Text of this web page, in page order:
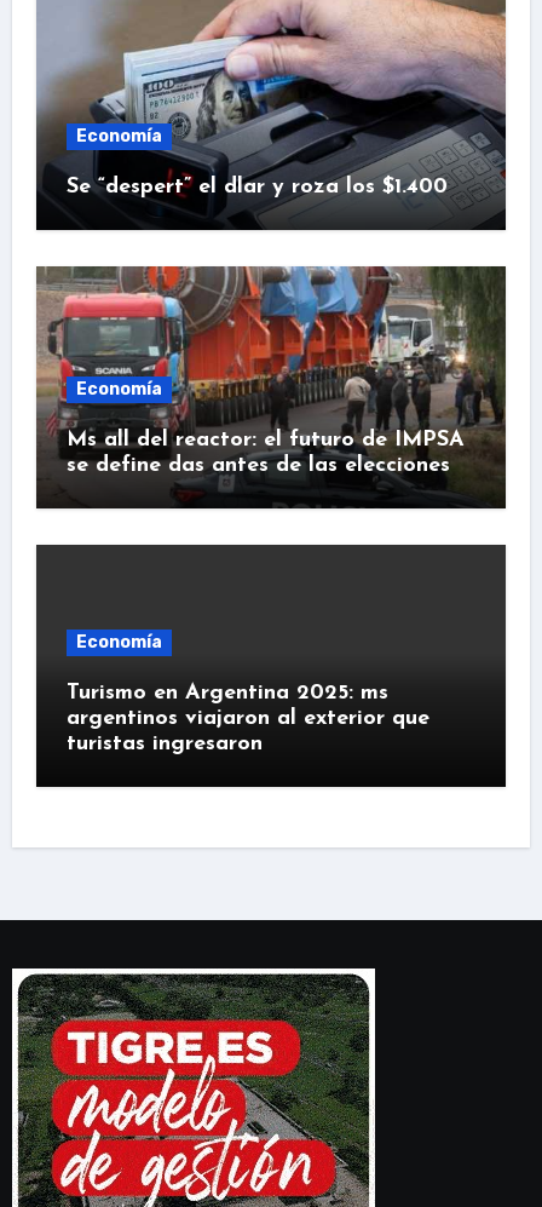
Economía
Se “despert” el dlar y roza los $1.400
Economía
Ms all del reactor: el futuro de IMPSA
se define das antes de las elecciones
Economía
Turismo en Argentina 2025: ms
argentinos viajaron al exterior que
turistas ingresaron